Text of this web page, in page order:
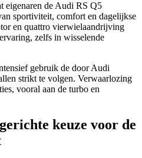
eigenaren de Audi RS Q5
sportiviteit, comfort en dagelijkse
en quattro vierwielaandrijving
zelfs in wisselende
gebruik de door Audi
strikt te volgen. Verwaarlozing
vooral aan de turbo en
keuze voor de